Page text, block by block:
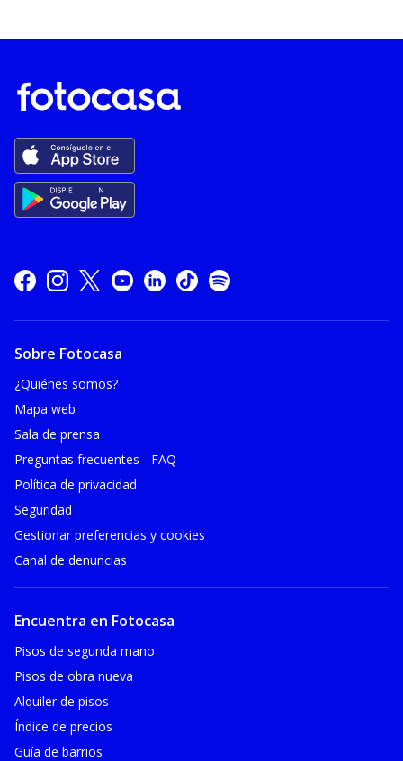
Sobre Fotocasa
¿Quiénes somos?
Mapa web
Sala de prensa
Preguntas frecuentes - FAQ
Política de privacidad
Seguridad
Gestionar preferencias y cookies
Canal de denuncias
Encuentra en Fotocasa
Pisos de segunda mano
Pisos de obra nueva
Alquiler de pisos
Índice de precios
Guía de barrios